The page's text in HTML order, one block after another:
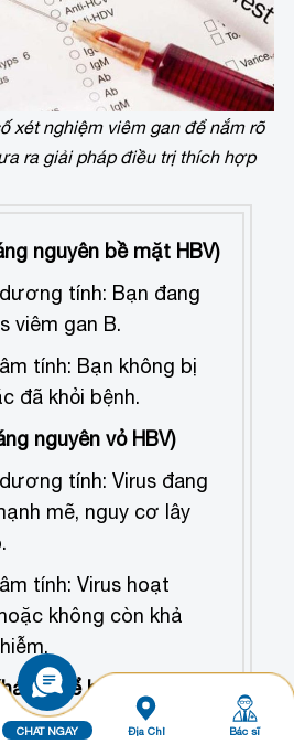
xét nghiệm viêm gan để nắm rõ
ra giải pháp điều trị thích hợp
nguyên bề mặt HBV)
tính: Bạn đang
viêm gan B.
tính: Bạn không bị
đã khỏi bệnh.
nguyên vỏ HBV)
tính: Virus đang
mẽ, nguy cơ lây
tính: Virus hoạt
không còn khả
thể bảo vệ chống
CHAT NGAY Địa Chỉ Bác sĩ